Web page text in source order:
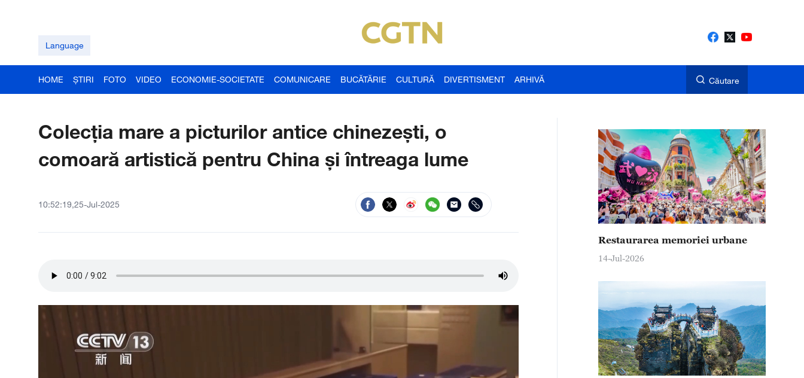
Language
HOME ȘTIRI FOTO VIDEO ECONOMIE-SOCIETATE COMUNICARE BUCĂTĂRIE CULTURĂ DIVERTISMENT ARHIVĂ Căutare
Colecția mare a picturilor antice chinezești, o
comoară artistică pentru China și întreaga lume
10:52:19,25-Jul-2025
Restaurarea memoriei urbane
14-Jul-2026